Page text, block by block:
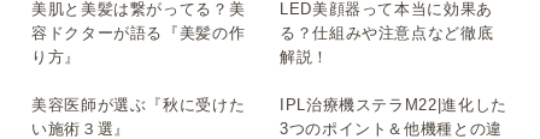
▶
美肌と美髪は繋がってる？美
容ドクターが語る『美髪の作
り方』
▶
LED美顔器って本当に効果あ
る？仕組みや注意点など徹底
解説！
▶
美容医師が選ぶ『秋に受けた
い施術３選』
▶
IPL治療機ステラM22|進化した
3つのポイント＆他機種との違